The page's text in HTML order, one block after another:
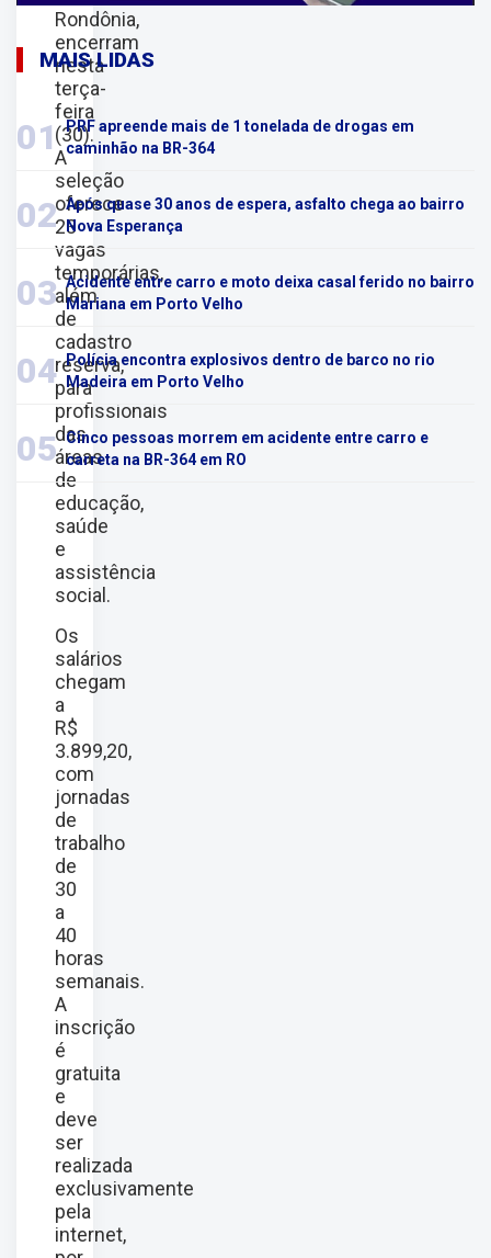
Rondônia,
encerram
nesta
terça-
feira
(30).
A
seleção
oferece
23
vagas
temporárias,
além
de
cadastro
reserva,
para
profissionais
das
áreas
de
educação,
saúde
e
assistência
social.
Os
salários
chegam
a
R$
3.899,20,
com
jornadas
de
trabalho
de
30
a
40
horas
semanais.
A
inscrição
é
gratuita
e
deve
ser
realizada
exclusivamente
pela
internet,
MAIS LIDAS
01 PRF apreende mais de 1 tonelada de drogas em
caminhão na BR-364
02 Após quase 30 anos de espera, asfalto chega ao bairro
Nova Esperança
03 Acidente entre carro e moto deixa casal ferido no bairro
Mariana em Porto Velho
04 Polícia encontra explosivos dentro de barco no rio
Madeira em Porto Velho
05 Cinco pessoas morrem em acidente entre carro e
carreta na BR-364 em RO